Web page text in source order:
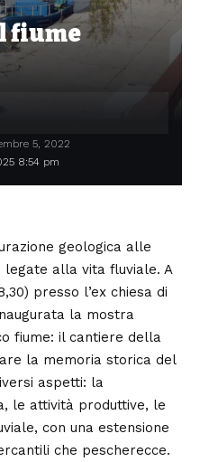
fiume
8:54 pm
5, 2022
geologica alle
alla vita fluviale. A
presso l’ex chiesa di
la mostra
fiume: il cantiere della
la memoria storica del
aspetti: la
le attività produttive, le
con una estensione
che pescherecce.